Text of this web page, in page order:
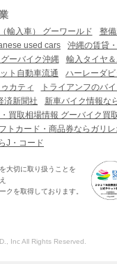
輸入車） グーワールド
整
used cars
沖縄の賃貸
ーバイク沖縄
輸入タイヤ
ト自動車流通
ハーレーダ
カティ
トライアンフのバ
済新聞社
新車バイク情報な
買取相場情報 グーバイク買
トカード・商品券ならガリレ
J・コード
大切に取り扱うことを
クを取得しております。
Inc All Rights Reserved.